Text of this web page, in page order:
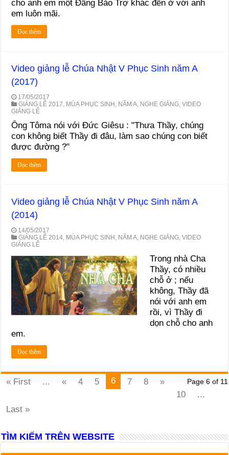
cho anh em một Đấng Bảo Trợ khác đến ở với anh
em luôn mãi.
Đọc thêm
Video giảng lễ Chúa Nhật V Phục Sinh năm A
(2017)
17/05/2017
GIẢNG LỄ 2017 MÙA PHỤC SINH NĂM A NGHE GIẢNG ,VIDEO
GIẢNG LỄ
Ông Tôma nói với Đức Giêsu : "Thưa Thầy, chúng
con không biết Thầy đi đâu, làm sao chúng con biết
được đường ?"
Đọc thêm
Video giảng lễ Chúa Nhật V Phục Sinh năm A
(2014)
14/05/2017
GIẢNG LỄ 2014 MÙA PHỤC SINH NĂM A NGHE GIẢNG ,VIDEO
GIẢNG LỄ
Trong nhà Cha
Thầy, có nhiều
chỗ ở ; nếu
không, Thầy đã
nói với anh em
rồi, vì Thầy đi
dọn chỗ cho anh
em.
Đọc thêm
Page 6 of 11
« First ... « 4 5 6 7 8
»
10
...
Last »
TÌM KIẾM TRÊN WEBSITE